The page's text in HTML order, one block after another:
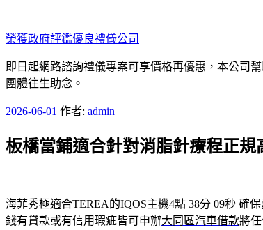
至
主
要
內
榮獲政府評鑑優良禮儀公司
即日起網路諮詢禮儀專案可享價格再優惠，本公司
團體往生助念。
發
於
2026-06-01 作者: admin
板橋當鋪適合針對消脂針療程正
海菲秀極適合TEREA的IQOS主機4點 38分 09秒 確保
錢有貸款或有信用瑕疵皆可申辦大同區汽車借款將